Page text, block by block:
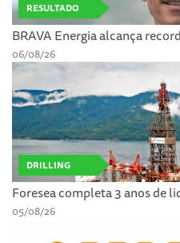
RESULTADO
BRAVA Energia alcança
06/08/26
DRILLING
Foresea completa 3 anos de
05/08/26